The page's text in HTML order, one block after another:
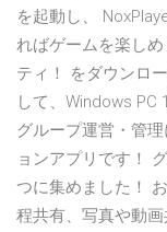
を起動し、
ればゲームを楽し
ティ！ をダウンロ
して、Windows PC
グループ運営・管
ョンアプリです！
つに集めました！
程共有、写真や動